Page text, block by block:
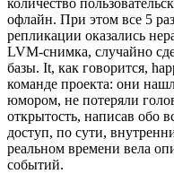
количество
офлайн. При этом все 5
репликации оказались
LVM-снимка, случайно
базы. It, как говорится,
команде проекта: они
юмором, не потеряли
открытость, написав обо
доступ, по сути,
реальном времени вела
событий.